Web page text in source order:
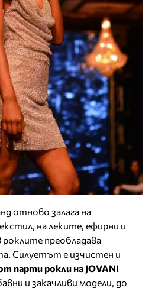
отново залага на
на леките, ефирни и
преобладава
Силуетът е изчистен и
парти рокли на JOVANI
и закачливи модели, до